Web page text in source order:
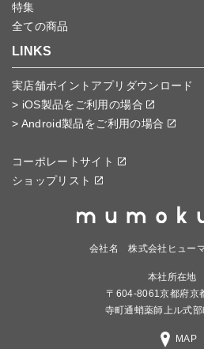
特集
全ての商品
LINKS
実店舗ポイントアプリダウンロード
> iOS製品をご利用の場合
> Android製品をご利用の場合
コーポレートサイト
ショップリスト
会社名 株式会社ヒュー
本社所在地
〒604-8061京都府京
寺町通蛸薬師上ル式
MAP